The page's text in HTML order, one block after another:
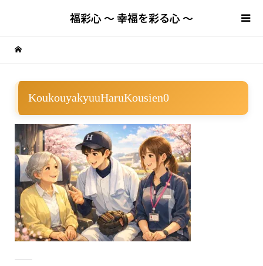
福彩心 ～ 幸福を彩る心 ～
KoukouyakyuuHaruKousien0